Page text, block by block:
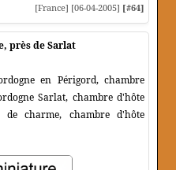
[France] [06-04-2005] [#64]
près de Sarlat
en Périgord, chambre
Sarlat, chambre d'hôte
de charme, chambre d'hôte